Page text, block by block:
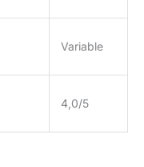
une
Noël, liste de
et plus encore.
Variable
4,0/5